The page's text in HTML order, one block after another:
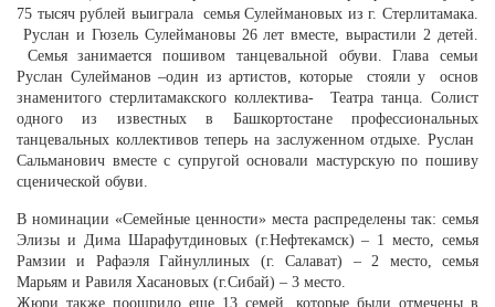
75 тысяч рублей выиграла семья Сулеймановых из г. Стерлитамака.
Руслан и Гюзель Сулеймановы 26 лет вместе, вырастили 2 детей.
Семья занимается пошивом танцевальной обуви. Глава семьи
Руслан Сулейманов –один из артистов, которые стояли у основ
знаменитого стерлитамакского коллектива- Театра танца. Солист
одного из известных в Башкортостане профессиональных
танцевальных коллективов теперь на заслуженном отдыхе. Руслан
Сальманович вместе с супругой основали мастурскую по пошиву
сценической обуви.
В номинации «Семейные ценности» места распределены так: семья
Элизы и Дима Шарафутдиновых (г.Нефтекамск) – 1 место, семья
Рамзии и Рафаэля Гайнуллиных (г. Салават) – 2 место, семья
Марьям и Равиля Хасановых (г.Сибай) – 3 место.
Жюри также поощрило еще 13 семей, которые были отмечены в